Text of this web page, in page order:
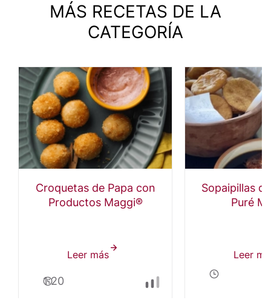
MÁS RECETAS DE LA
CATEGORÍA
Croquetas de Papa con
Productos Maggi®
Leer más sobre
1:20
Sopaipillas
Puré
Leer